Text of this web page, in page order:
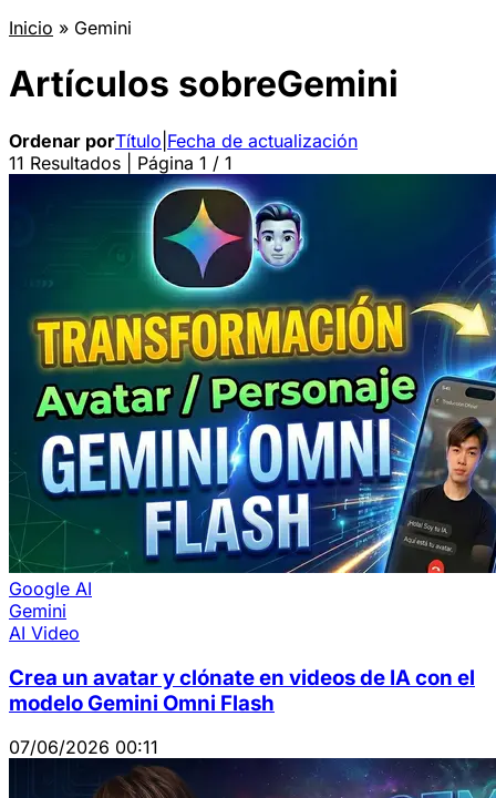
Inicio » Gemini
Artículos sobreGemini
Ordenar porTítulo Fecha de actualización
11 Resultados | Página 1 / 1
Google AI
Gemini
AI Video
Crea un avatar y clónate en videos de IA con el
modelo Gemini Omni Flash
07/06/2026 00:11